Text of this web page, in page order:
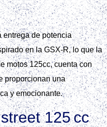
entrega de potencia
en la GSX‑R, lo que la
motos 125cc, cuenta con
proporcionan una
y emocionante.
125 cc